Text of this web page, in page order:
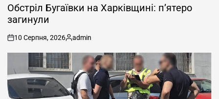
У
Обстріл Бугаївки на Харківщині: п’ятеро
загинули
on
10 Серпня, 2026
Опубліковано
admin